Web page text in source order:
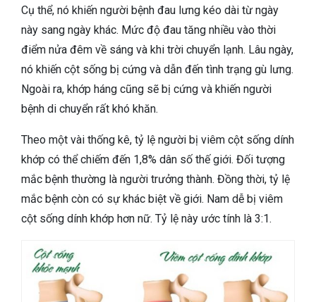
Cụ thể, nó khiến người bệnh đau lưng kéo dài từ ngày
này sang ngày khác. Mức độ đau tăng nhiều vào thời
điểm nửa đêm về sáng và khi trời chuyển lạnh. Lâu ngày,
nó khiến cột sống bị cứng và dẫn đến tình trạng gù lưng.
Ngoài ra, khớp háng cũng sẽ bị cứng và khiến người
bệnh di chuyển rất khó khăn.
Theo một vài thống kê, tỷ lệ người bị viêm cột sống dính
khớp có thể chiếm đến 1,8% dân số thế giới. Đối tượng
mắc bệnh thường là người trưởng thành. Đồng thời, tỷ lệ
mắc bệnh còn có sự khác biệt về giới. Nam dễ bị viêm
cột sống dính khớp hơn nữ. Tỷ lệ này ước tính là 3:1.